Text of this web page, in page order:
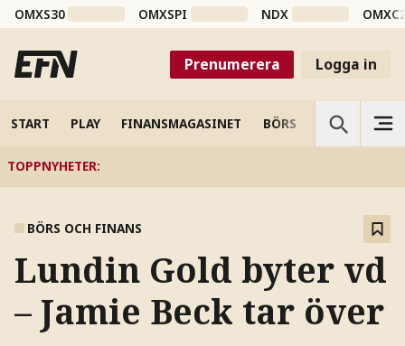
OMXS30 OMXSPI NDX
Prenumerera Logga in
START PLAY FINANSMAGASINET BÖRS VETENSKAP
TOPPNYHETER:
BÖRS OCH FINANS
Lundin Gold byter vd
– Jamie Beck tar över